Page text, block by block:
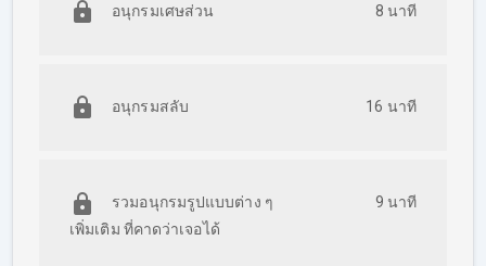
อนุกรมเศษส่วน 8 นาที
อนุกรมสลับ 16 นาที
รวมอนุกรมรูปแบบต่าง ๆ
เพิ่มเติม ที่คาดว่าเจอได้
9 นาที